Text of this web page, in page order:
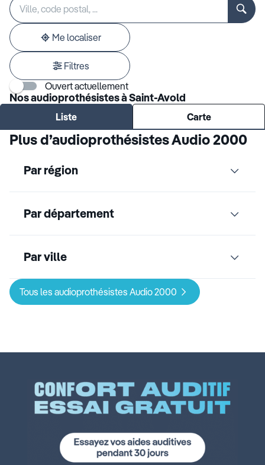
établissement
renseigner
une
adresse
Me localiser
Filtres
Ouvert actuellement
Nos audioprothésistes à Saint-Avold
Liste Carte
Plus d’audioprothésistes Audio 2000
Par région
Par département
Par ville
Tous les audioprothésistes Audio 2000